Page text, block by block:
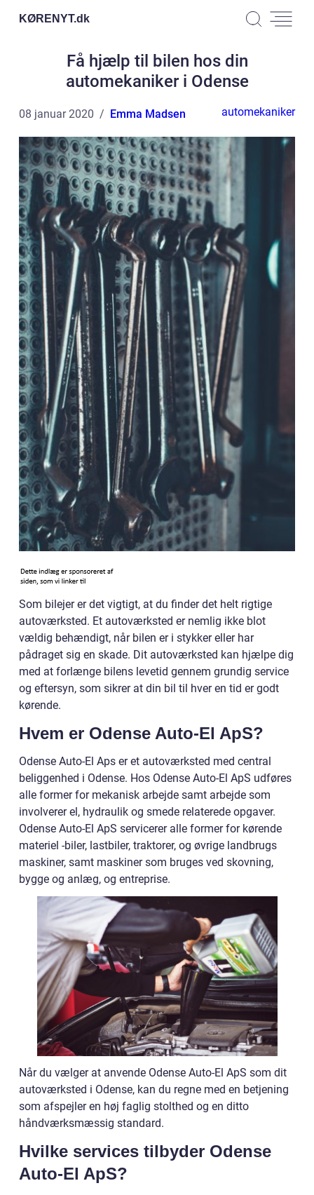
KØRENYT.dk
Få hjælp til bilen hos din
automekaniker i Odense
08 januar 2020 Emma Madsen automekaniker
Som bilejer er det vigtigt, at du finder det helt rigtige
autoværksted. Et autoværksted er nemlig ikke blot
vældig behændigt, når bilen er i stykker eller har
pådraget sig en skade. Dit autoværksted kan hjælpe dig
med at forlænge bilens levetid gennem grundig service
og eftersyn, som sikrer at din bil til hver en tid er godt
kørende.
Hvem er Odense Auto-El ApS?
Odense Auto-El Aps er et autoværksted med central
beliggenhed i Odense. Hos Odense Auto-El ApS udføres
alle former for mekanisk arbejde samt arbejde som
involverer el, hydraulik og smede relaterede opgaver.
Odense Auto-El ApS servicerer alle former for kørende
materiel -biler, lastbiler, traktorer, og øvrige landbrugs
maskiner, samt maskiner som bruges ved skovning,
bygge og anlæg, og entreprise.
Når du vælger at anvende Odense Auto-El ApS som dit
autoværksted i Odense, kan du regne med en betjening
som afspejler en høj faglig stolthed og en ditto
håndværksmæssig standard.
Hvilke services tilbyder Odense
Auto-El ApS?